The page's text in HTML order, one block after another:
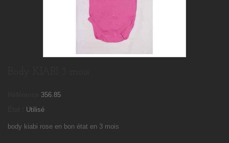
356.85
Utilisé
body kiabi rose en bon état en 3 mois